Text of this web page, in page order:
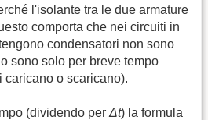
l'isolante tra le due armature
comporta che nei circuiti in
condensatori non sono
sono solo per breve tempo
caricano o scaricano).
(dividendo per Δt) la formula